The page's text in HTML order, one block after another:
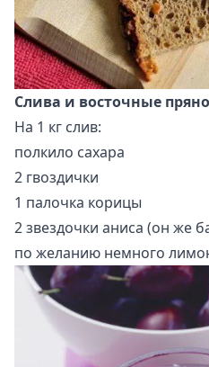
Слива и восточные
На 1 кг слив:
полкило сахара
2 гвоздички
1 палочка корицы
2 звездочки аниса (он же
по желанию немного